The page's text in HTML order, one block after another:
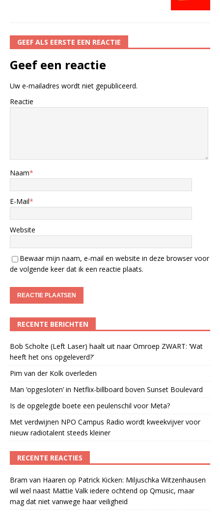
GEEF ALS EERSTE EEN REACTIE
Geef een reactie
Uw e-mailadres wordt niet gepubliceerd.
Reactie
Naam*
E-Mail*
Website
Bewaar mijn naam, e-mail en website in deze browser voor
de volgende keer dat ik een reactie plaats.
RECENTE BERICHTEN
Bob Scholte (Left Laser) haalt uit naar Omroep ZWART: ‘Wat
heeft het ons opgeleverd?’
Pim van der Kolk overleden
Man ‘opgesloten’ in Netflix-billboard boven Sunset Boulevard
Is de opgelegde boete een peulenschil voor Meta?
Met verdwijnen NPO Campus Radio wordt kweekvijver voor
nieuw radiotalent steeds kleiner
RECENTE REACTIES
Bram van Haaren op Patrick Kicken: Miljuschka Witzenhausen
wil wel naast Mattie Valk iedere ochtend op Qmusic, maar
mag dat niet vanwege haar veiligheid